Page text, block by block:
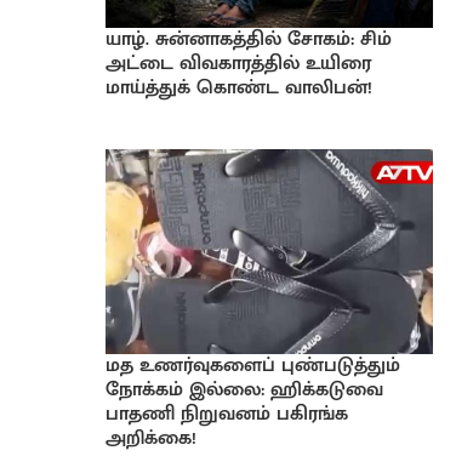
யாழ். சுன்னாகத்தில் சோகம்: சிம்
அட்டை விவகாரத்தில் உயிரை
மாய்த்துக் கொண்ட வாலிபன்!
மத உணர்வுகளைப் புண்படுத்தும்
நோக்கம் இல்லை: ஹிக்கடுவை
பாதணி நிறுவனம் பகிரங்க
அறிக்கை!